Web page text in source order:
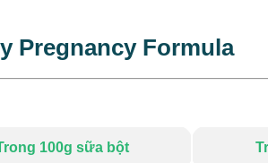
Pregnancy Formula
100g sữa bột